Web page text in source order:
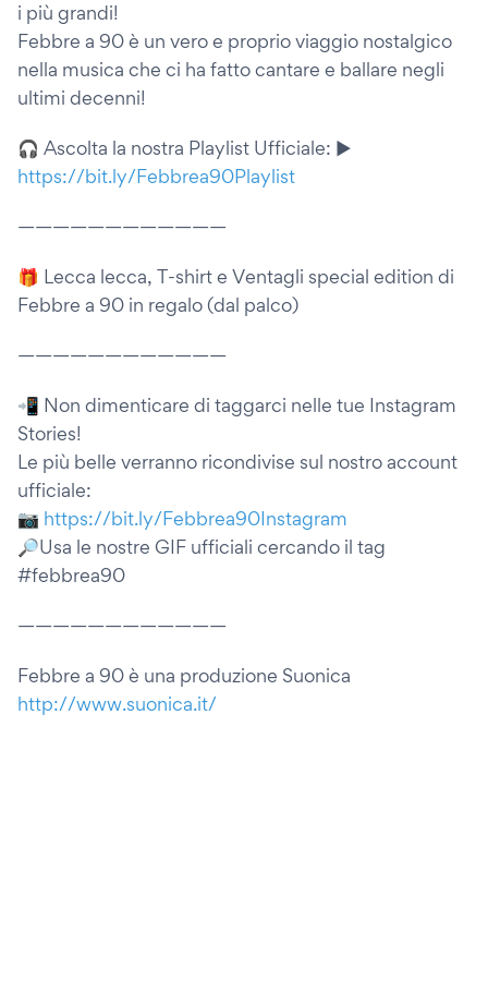
i più grandi!
Febbre a 90 è un vero e proprio viaggio nostalgico
nella musica che ci ha fatto cantare e ballare negli
ultimi decenni!
🎧 Ascolta la nostra Playlist Ufficiale: ▶️
https://bit.ly/Febbrea90Playlist
————————————
🎁 Lecca lecca, T-shirt e Ventagli special edition di
Febbre a 90 in regalo (dal palco)
————————————
📲 Non dimenticare di taggarci nelle tue Instagram
Stories!
Le più belle verranno ricondivise sul nostro account
ufficiale:
📷 https://bit.ly/Febbrea90Instagram
🔎Usa le nostre GIF ufficiali cercando il tag
#febbrea90
————————————
Febbre a 90 è una produzione Suonica
http://www.suonica.it/